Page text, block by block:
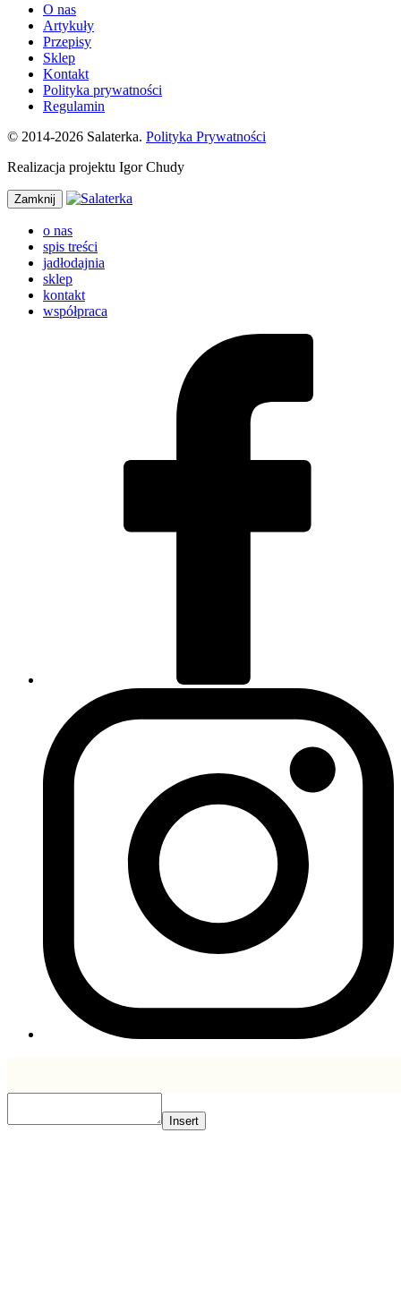
O nas
Artykuły
Przepisy
Sklep
Kontakt
Polityka prywatności
Regulamin
© 2014-2026 Salaterka. Polityka Prywatności
Realizacja projektu Igor Chudy
Zamknij
o nas
spis treści
jadłodajnia
sklep
kontakt
współpraca
Insert